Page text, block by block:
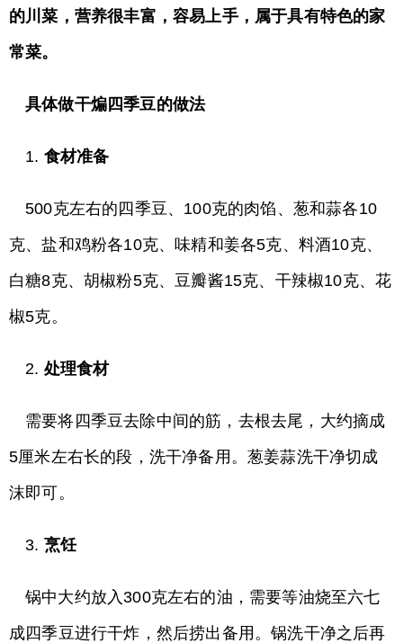
的川菜，营养很丰富，容易上手，属于具有特色的家
常菜。
具体做干煸四季豆的做法
1. 食材准备
500克左右的四季豆、100克的肉馅、葱和蒜各10
克、盐和鸡粉各10克、味精和姜各5克、料酒10克、
白糖8克、胡椒粉5克、豆瓣酱15克、干辣椒10克、花
椒5克。
2. 处理食材
需要将四季豆去除中间的筋，去根去尾，大约摘成
5厘米左右长的段，洗干净备用。葱姜蒜洗干净切成
沫即可。
3. 烹饪
锅中大约放入300克左右的油，需要等油烧至六七
成四季豆进行干炸，然后捞出备用。锅洗干净之后再